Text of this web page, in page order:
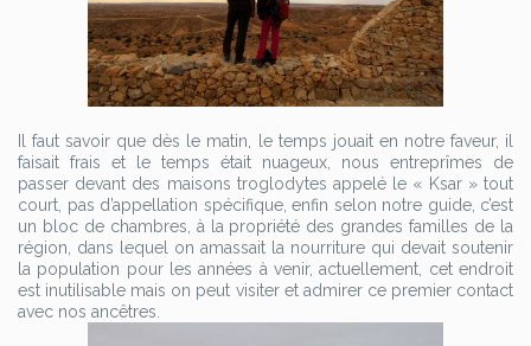
Il faut savoir que dès le matin, le temps jouait en notre faveur, il
faisait frais et le temps était nuageux, nous entreprîmes de
passer devant des maisons troglodytes appelé le « Ksar » tout
court, pas d’appellation spécifique, enfin selon notre guide, c’est
un bloc de chambres, à la propriété des grandes familles de la
région, dans lequel on amassait la nourriture qui devait soutenir
la population pour les années à venir, actuellement, cet endroit
est inutilisable mais on peut visiter et admirer ce premier contact
avec nos ancêtres.